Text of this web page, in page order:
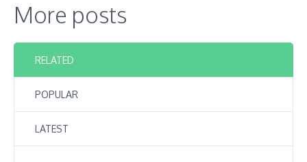
More posts
RELATED
POPULAR
LATEST